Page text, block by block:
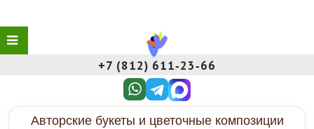
+7 (812) 611‑23‑66
Авторские букеты и цветочные композиции